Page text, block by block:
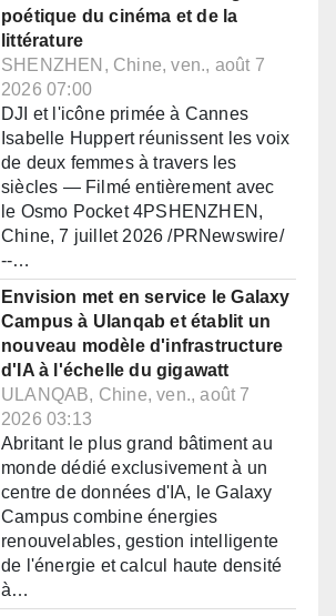
poétique du cinéma et de la
littérature
SHENZHEN, Chine, ven., août 7
2026 07:00
DJI et l'icône primée à Cannes
Isabelle Huppert réunissent les voix
de deux femmes à travers les
siècles — Filmé entièrement avec
le Osmo Pocket 4PSHENZHEN,
Chine, 7 juillet 2026 /PRNewswire/
--…
Envision met en service le Galaxy
Campus à Ulanqab et établit un
nouveau modèle d'infrastructure
d'IA à l'échelle du gigawatt
ULANQAB, Chine, ven., août 7
2026 03:13
Abritant le plus grand bâtiment au
monde dédié exclusivement à un
centre de données d'IA, le Galaxy
Campus combine énergies
renouvelables, gestion intelligente
de l'énergie et calcul haute densité
à…